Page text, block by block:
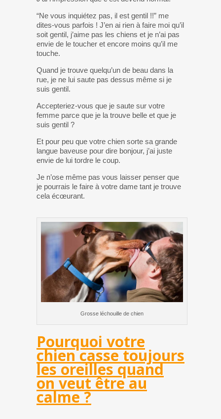
“Ne vous inquiétez pas, il est gentil !!” me
dites-vous parfois ! J’en ai rien à faire moi qu’il
soit gentil, j’aime pas les chiens et je n’ai pas
envie de le toucher et encore moins qu’il me
touche.
Quand je trouve quelqu’un de beau dans la
rue, je ne lui saute pas dessus même si je
suis gentil.
Accepteriez-vous que je saute sur votre
femme parce que je la trouve belle et que je
suis gentil ?
Et pour peu que votre chien sorte sa grande
langue baveuse pour dire bonjour, j’ai juste
envie de lui tordre le coup.
Je n’ose même pas vous laisser penser que
je pourrais le faire à votre dame tant je trouve
cela écœurant.
Grosse léchouille de chien
Pourquoi votre
chien casse toujours
les oreilles quand
on veut être au
calme ?